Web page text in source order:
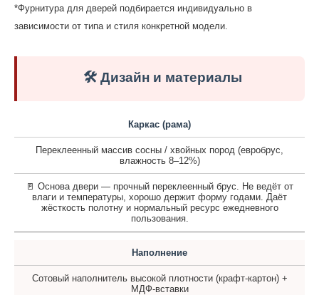
*Фурнитура для дверей подбирается индивидуально в
зависимости от типа и стиля конкретной модели.
🛠️ Дизайн и материалы
Каркас (рама)
Переклеенный массив сосны / хвойных пород (евробрус,
влажность 8–12%)
🚪 Основа двери — прочный переклеенный брус. Не ведёт от
влаги и температуры, хорошо держит форму годами. Даёт
жёсткость полотну и нормальный ресурс ежедневного
пользования.
Наполнение
Сотовый наполнитель высокой плотности (крафт-картон) +
МДФ-вставки